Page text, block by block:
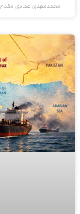
محمدمهدی عمادی مقدم